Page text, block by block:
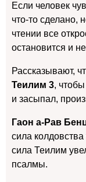
Если человек
что-то сделано,
чтении все
остановится и
Рассказывают,
Теилим 3,
и засыпал,
Гаон а-Рав
сила
сила Теилим
псалмы.